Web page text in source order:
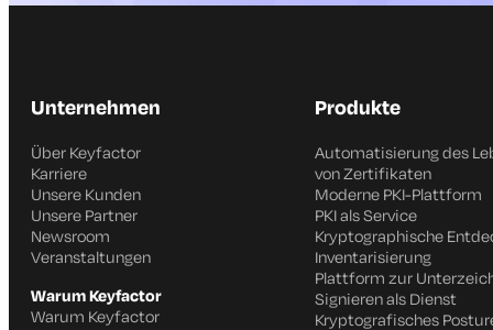
Unternehmen
Über Keyfactor
Karriere
Unsere Kunden
Unsere Partner
Newsroom
Veranstaltungen
Warum Keyfactor
Warum Keyfactor
Produkte
Automatisierung des
von Zertifikaten
Moderne PKI-Plattform
PKI als Service
Kryptographische
Inventarisierung
Plattform zur
Signieren als Dienst
Kryptografisches